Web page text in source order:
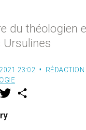
du théologien
Ursulines
23:02 RÉDACTION
F
w